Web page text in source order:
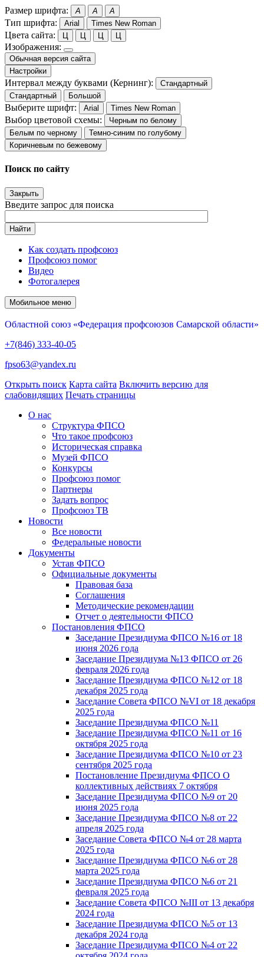
Размер шрифта: A A A
Тип шрифта: Arial Times New Roman
Цвета сайта: Ц Ц Ц Ц
Изображения:
Обычная версия сайта
Настройки
Интервал между буквами (Кернинг):
Стандартный
Стандартный
Большой
Выберите шрифт: Arial Times New Roman
Выбор цветовой схемы:
Черным по белому
Белым по черному
Темно-синим по голубому
Коричневым по бежевому
Поиск по сайту
Закрыть
Введите запрос для поиска
Найти
Как создать профсоюз
Профсоюз помог
Видео
Фотогалерея
Мобильное меню
Областной союз «Федерация профсоюзов Самарской области»
+7(846) 333-40-05
fpso63@yandex.ru
Открыть поиск Карта сайта Включить версию для
слабовидящих Печать страницы
О нас
Структура ФПСО
Что такое профсоюз
Историческая справка
Музей ФПСО
Конкурсы
Профсоюз помог
Партнеры
Задать вопрос
Профсоюз ТВ
Новости
Все новости
Федеральные новости
Документы
Устав ФПСО
Официальные документы
Правовая база
Соглашения
Методические рекомендации
Отчет о деятельности ФПСО
Постановления ФПСО
Заседание Президиума ФПСО №16 от 18
июня 2026 года
Заседание Президиума №13 ФПСО от 26
февраля 2026 года
Заседание Президиума ФПСО №12 от 18
декабря 2025 года
Заседание Совета ФПСО №VI от 18 декабря
2025 года
Заседание Президиума ФПСО №11
Заседание Президиума ФПСО №11 от 16
октября 2025 года
Заседание Президиума ФПСО №10 от 23
сентября 2025 года
Постановление Президиума ФПСО О
коллективных действиях 7 октября
Заседание Президиума ФПСО №9 от 20
июня 2025 года
Заседание Президиума ФПСО №8 от 22
апреля 2025 года
Заседание Совета ФПСО №4 от 28 марта
2025 года
Заседание Президиума ФПСО №6 от 28
марта 2025 года
Заседание Президиума ФПСО №6 от 21
февраля 2025 года
Заседание Совета ФПСО №III от 13 декабря
2024 года
Заседание Президиума ФПСО №5 от 13
декабря 2024 года
Заседание Президиума ФПСО №4 от 22